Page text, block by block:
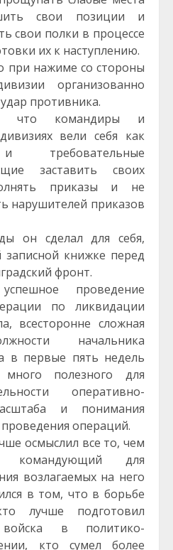
свои позиции и
свои полки в процессе
их к наступлению.
при нажиме со стороны
организованно
противника.
что командиры и
вели себя как
требовательные
заставить своих
приказы и не
нарушителей приказов
он сделал для себя,
книжке перед
фронт.
проведение
по ликвидации
всесторонне сложная
начальника
в первые пять недель
полезного для
оперативно-
и понимания
операций.
осмыслил все то, чем
командующий для
возлагаемых на него
в том, что в борьбе
лучше подготовил
в политико-
кто сумел более